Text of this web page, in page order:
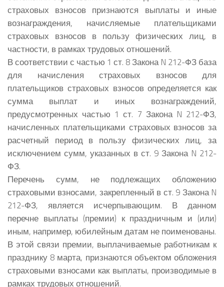
страховых взносов признаются выплаты и иные
вознаграждения, начисляемые плательщиками
страховых взносов в пользу физических лиц, в
частности, в рамках трудовых отношений.
В соответствии с частью 1 ст. 8 Закона N 212-ФЗ база
для начисления страховых взносов для
плательщиков страховых взносов определяется как
сумма выплат и иных вознаграждений,
предусмотренных частью 1 ст. 7 Закона N 212-ФЗ,
начисленных плательщиками страховых взносов за
расчетный период в пользу физических лиц, за
исключением сумм, указанных в ст. 9 Закона N 212-
ФЗ.
Перечень сумм, не подлежащих обложению
страховыми взносами, закрепленный в ст. 9 Закона N
212-ФЗ, является исчерпывающим. В данном
перечне выплаты (премии) к праздничным и (или)
иным, например, юбилейным датам не поименованы.
В этой связи премии, выплачиваемые работникам к
празднику 8 марта, признаются объектом обложения
страховыми взносами как выплаты, производимые в
рамках трудовых отношений.